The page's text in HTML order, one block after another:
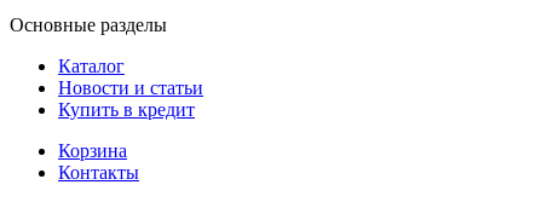
Основные разделы
Каталог
Новости и статьи
Купить в кредит
Корзина
Контакты